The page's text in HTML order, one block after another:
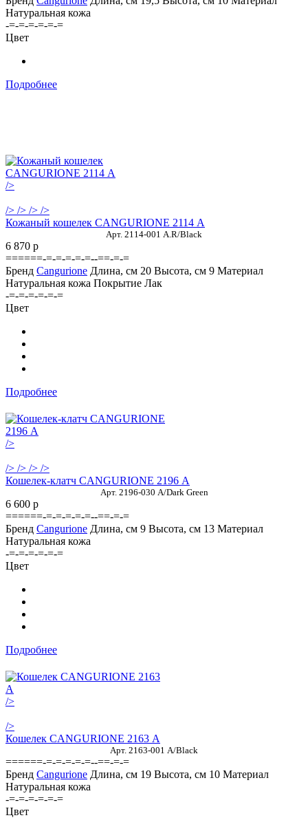
Натуральная кожа
-=-=-=-=-=-=
Цвет
Подробнее
/>
/> /> /> />
Кожаный кошелек CANGURIONE 2114 А
Арт. 2114-001 A.R/Black
6 870 p
======-=-=-=-=-=--==-=-=
Бренд Cangurione Длина, см 20 Высота, см 9 Материал
Натуральная кожа Покрытие Лак
-=-=-=-=-=-=
Цвет
Подробнее
/>
/> /> /> />
Кошелек-клатч CANGURIONE 2196 А
Арт. 2196-030 A/Dark Green
6 600 p
======-=-=-=-=-=--==-=-=
Бренд Cangurione Длина, см 9 Высота, см 13 Материал
Натуральная кожа
-=-=-=-=-=-=
Цвет
Подробнее
/>
/>
Кошелек CANGURIONE 2163 А
Арт. 2163-001 A/Black
======-=-=-=-=-=--==-=-=
Бренд Cangurione Длина, см 19 Высота, см 10 Материал
Натуральная кожа
-=-=-=-=-=-=
Цвет